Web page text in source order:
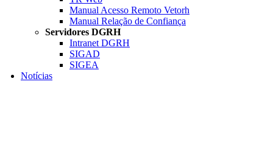
Manual Acesso Remoto Vetorh
Manual Relação de Confiança
Servidores DGRH
Intranet DGRH
SIGAD
SIGEA
Notícias